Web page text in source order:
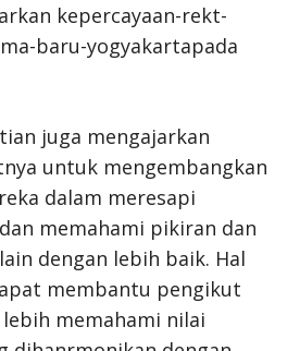
kepercayaan-rekt-
baru-yogyakartapada
juga mengajarkan
untuk mengembangkan
dalam meresapi
memahami pikiran dan
dengan lebih baik. Hal
membantu pengikut
memahami nilai